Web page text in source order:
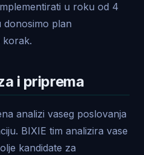
u roku od 4
donosimo plan
korak.
i priprema
analizi vaseg poslovanja
BIXIE tim analizira vase
kandidate za